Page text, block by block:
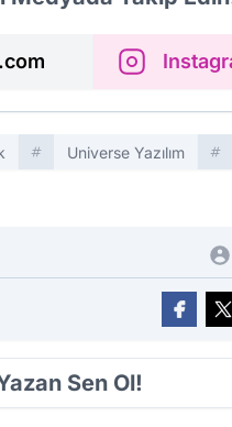
Universe Yazılım
Sen Ol!